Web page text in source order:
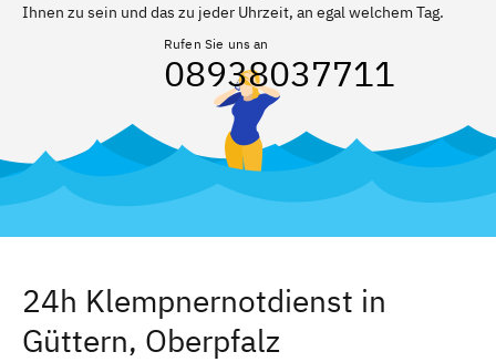
Ihnen zu sein und das zu jeder Uhrzeit, an egal welchem Tag.
Rufen Sie uns an
08938037711
24h Klempnernotdienst in
Güttern, Oberpfalz